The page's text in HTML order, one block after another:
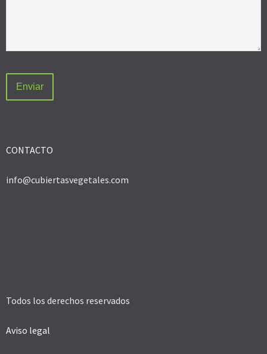
CONTACTO
info@cubiertasvegetales.com
Todos los derechos reservados
Aviso legal